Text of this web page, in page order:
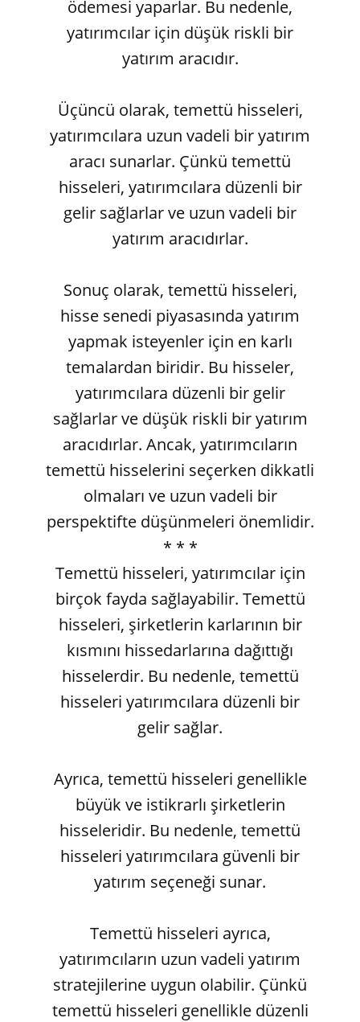
ödemesi yaparlar. Bu nedenle,
yatırımcılar için düşük riskli bir
yatırım aracıdır.
Üçüncü olarak, temettü hisseleri,
yatırımcılara uzun vadeli bir yatırım
aracı sunarlar. Çünkü temettü
hisseleri, yatırımcılara düzenli bir
gelir sağlarlar ve uzun vadeli bir
yatırım aracıdırlar.
Sonuç olarak, temettü hisseleri,
hisse senedi piyasasında yatırım
yapmak isteyenler için en karlı
temalardan biridir. Bu hisseler,
yatırımcılara düzenli bir gelir
sağlarlar ve düşük riskli bir yatırım
aracıdırlar. Ancak, yatırımcıların
temettü hisselerini seçerken dikkatli
olmaları ve uzun vadeli bir
perspektifte düşünmeleri önemlidir.
* * *
Temettü hisseleri, yatırımcılar için
birçok fayda sağlayabilir. Temettü
hisseleri, şirketlerin karlarının bir
kısmını hissedarlarına dağıttığı
hisselerdir. Bu nedenle, temettü
hisseleri yatırımcılara düzenli bir
gelir sağlar.
Ayrıca, temettü hisseleri genellikle
büyük ve istikrarlı şirketlerin
hisseleridir. Bu nedenle, temettü
hisseleri yatırımcılara güvenli bir
yatırım seçeneği sunar.
Temettü hisseleri ayrıca,
yatırımcıların uzun vadeli yatırım
stratejilerine uygun olabilir. Çünkü
temettü hisseleri genellikle düzenli